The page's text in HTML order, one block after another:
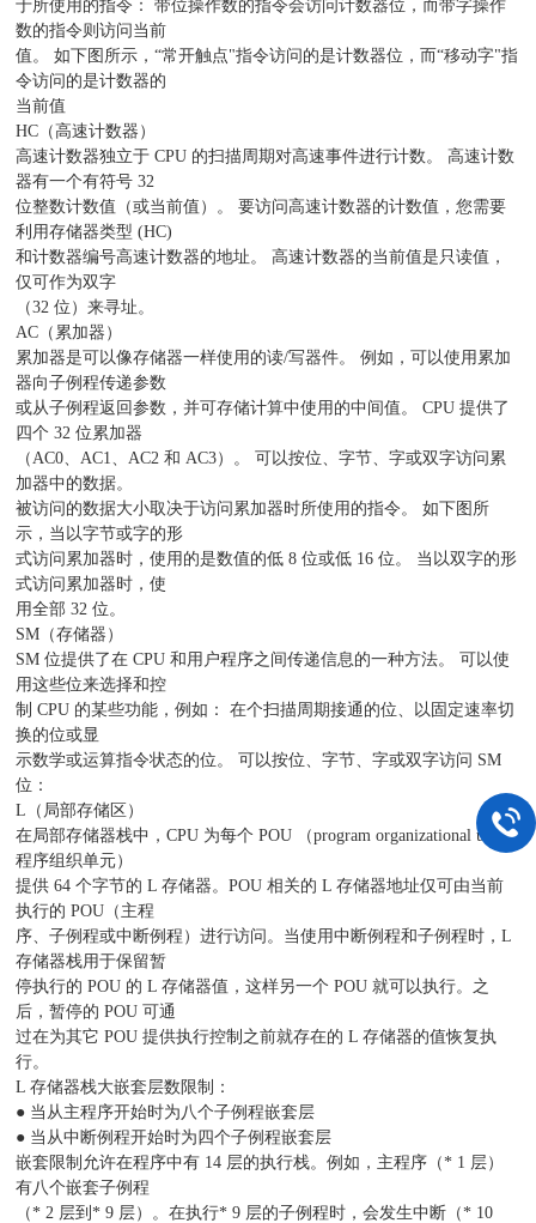
于所使用的指令： 带位操作数的指令会访问计数器位，而带字操作
数的指令则访问当前
值。 如下图所示，“常开触点"指令访问的是计数器位，而“移动字"指
令访问的是计数器的
当前值
HC（高速计数器）
高速计数器独立于 CPU 的扫描周期对高速事件进行计数。 高速计数
器有一个有符号 32
位整数计数值（或当前值）。 要访问高速计数器的计数值，您需要
利用存储器类型 (HC)
和计数器编号高速计数器的地址。 高速计数器的当前值是只读值，
仅可作为双字
（32 位）来寻址。
AC（累加器）
累加器是可以像存储器一样使用的读/写器件。 例如，可以使用累加
器向子例程传递参数
或从子例程返回参数，并可存储计算中使用的中间值。 CPU 提供了
四个 32 位累加器
（AC0、AC1、AC2 和 AC3）。 可以按位、字节、字或双字访问累
加器中的数据。
被访问的数据大小取决于访问累加器时所使用的指令。 如下图所
示，当以字节或字的形
式访问累加器时，使用的是数值的低 8 位或低 16 位。 当以双字的形
式访问累加器时，使
用全部 32 位。
SM（存储器）
SM 位提供了在 CPU 和用户程序之间传递信息的一种方法。 可以使
用这些位来选择和控
制 CPU 的某些功能，例如： 在个扫描周期接通的位、以固定速率切
换的位或显
示数学或运算指令状态的位。 可以按位、字节、字或双字访问 SM
位：
L（局部存储区）
在局部存储器栈中，CPU 为每个 POU （program organizational unit，
程序组织单元）
提供 64 个字节的 L 存储器。POU 相关的 L 存储器地址仅可由当前
执行的 POU（主程
序、子例程或中断例程）进行访问。当使用中断例程和子例程时，L
存储器栈用于保留暂
停执行的 POU 的 L 存储器值，这样另一个 POU 就可以执行。之
后，暂停的 POU 可通
过在为其它 POU 提供执行控制之前就存在的 L 存储器的值恢复执
行。
L 存储器栈大嵌套层数限制：
● 当从主程序开始时为八个子例程嵌套层
● 当从中断例程开始时为四个子例程嵌套层
嵌套限制允许在程序中有 14 层的执行栈。例如，主程序（* 1 层）
有八个嵌套子例程
（* 2 层到* 9 层）。在执行* 9 层的子例程时，会发生中断（* 10